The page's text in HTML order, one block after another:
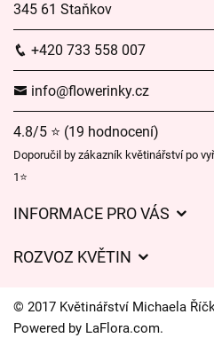
345 61 Staňkov
+420 733 558 007
info@flowerinky.cz
4.8/5 ⭐ (19 hodnocení)
Doporučil by zákazník květinářství po
1⭐
INFORMACE PRO VÁS
Často kladené dotazy
O nás
ROZVOZ KVĚTIN
Kam doručujeme květiny
© 2017 Květinářství Michaela
Powered by LaFlora.com.